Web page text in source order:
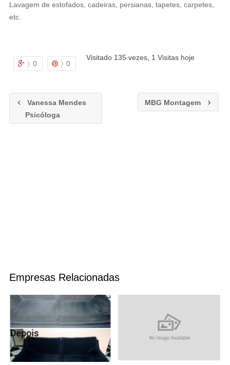
Lavagem de estofados, cadeiras, persianas, tapetes, carpetes,
etc.
0 0
Visitado 135 vezes, 1 Visitas hoje
Vanessa Mendes
Psicóloga
MBG Montagem
Empresas Relacionadas